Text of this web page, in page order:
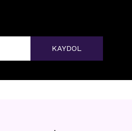
KAYDOL